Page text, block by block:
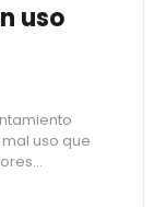
uso
uso que